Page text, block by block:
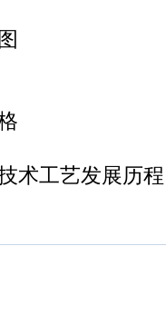
术工艺发展历程